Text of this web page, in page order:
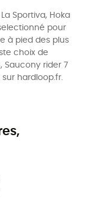
Sportiva, Hoka
pour
à pied des plus
choix de
Saucony rider 7
hardloop.fr.